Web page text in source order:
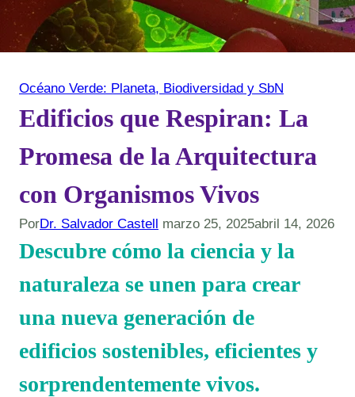
Océano Verde: Planeta, Biodiversidad y SbN
Edificios que Respiran: La
Promesa de la Arquitectura
con Organismos Vivos
PorDr. Salvador Castell marzo 25, 2025abril 14, 2026
Descubre cómo la ciencia y la
naturaleza se unen para crear
una nueva generación de
edificios sostenibles, eficientes y
sorprendentemente vivos.